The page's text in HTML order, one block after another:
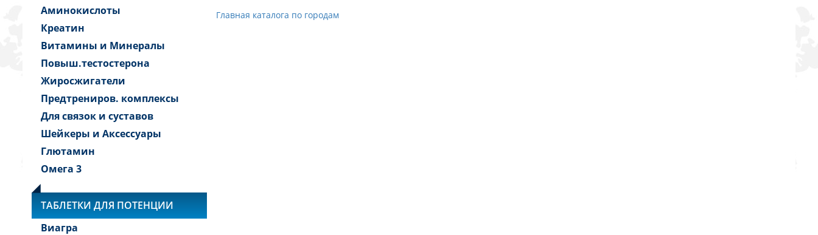
Аминокислоты
Креатин
Витамины и Минералы
Повыш.тестостерона
Жиросжигатели
Предтрениров. комплексы
Для связок и суставов
Шейкеры и Аксессуары
Глютамин
Омега 3
ТАБЛЕТКИ ДЛЯ ПОТЕНЦИИ
Виагра
Главная каталога по городам